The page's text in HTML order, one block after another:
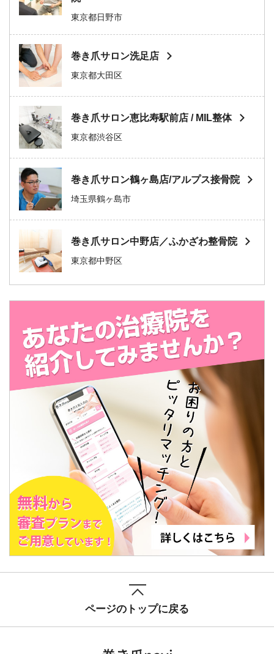
東京都日野市
巻き爪サロン洗足店
東京都大田区
巻き爪サロン恵比寿駅前店 / MIL整体
東京都渋谷区
巻き爪サロン鶴ヶ島店/アルプス接骨院
埼玉県鶴ヶ島市
巻き爪サロン中野店／ふかざわ整骨院
東京都中野区
ページのトップに戻る